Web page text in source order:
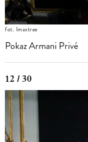
fot. Imaxtree
Pokaz Armani Privé
12 / 30